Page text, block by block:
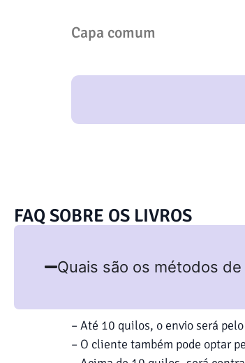
Capa comum
FAQ SOBRE OS LIVROS
Quais são os métodos de
– Até 10 quilos, o envio será
– O cliente também pode optar